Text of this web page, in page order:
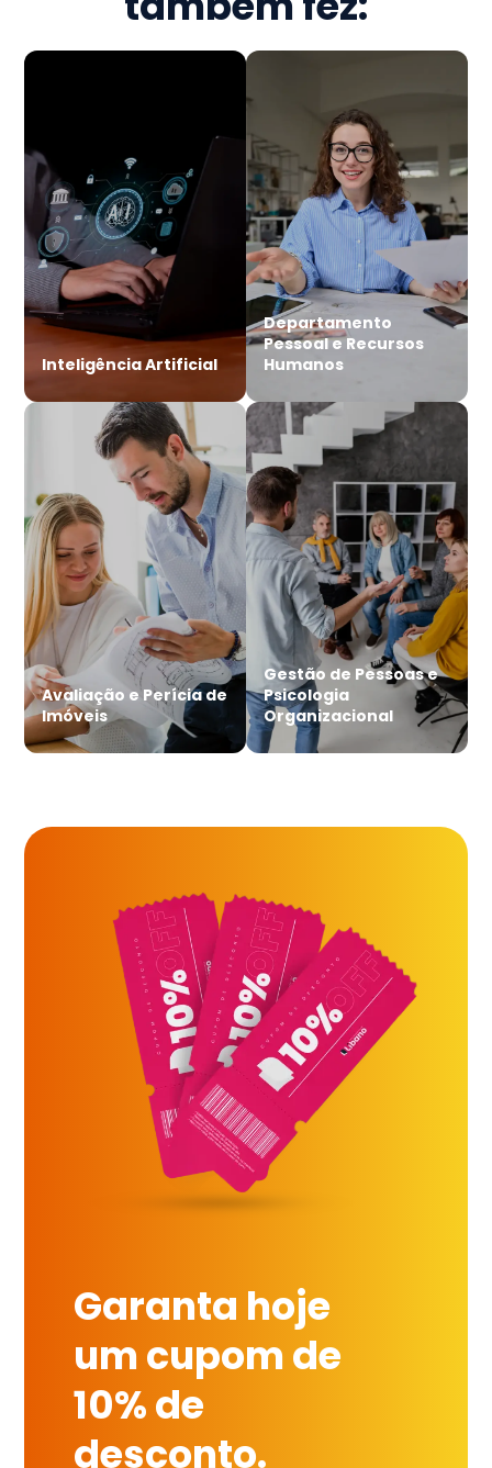
Inteligência Artificial
Departamento
Pessoal e Recursos
Humanos
Avaliação e Perícia de
Imóveis
Gestão de Pessoas e
Psicologia
Organizacional
Garanta hoje
um cupom de
10% de
desconto.